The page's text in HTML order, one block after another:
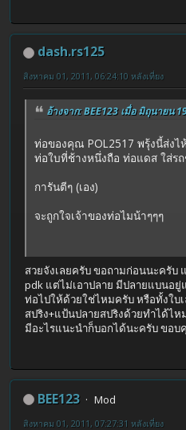
dash.rs125
สิงหาคม 01, 2011, 06:24:10 หลังเที่ยง
อ้างจาก: BEE123 เมื่อ มิถุนายน
ท่อของคุณ POL2517 พรุ้งนี้ส่งไ
ท่อใบที่ช้างหนึ่งถือ ท่อแดส ใส่รถ
การันตีๆ (เอง)
จะถูกใจเจ้าของท่อไมน้าๆๆๆ
สวยจังเลยครับ ขอถามก่อนนะครับ
pdk แต่ไม่เอาปลาย มีปลายแบนอ
ท่อไปให้ด้วยใช่ไหมครับ หรือทั้งใบ
สปริง+แป้นปลายสปริงด้วยทำได้ไ
มีอะไรแนะนำก็บอกได้นะครับ ขอ
BEE123
Mod
สิงหาคม 01, 2011, 07:27:31 หลังเที่ยง